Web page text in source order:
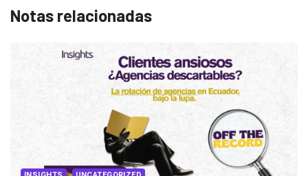
Notas relacionadas